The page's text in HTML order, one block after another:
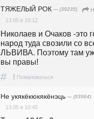
ТЯЖЕЛЫЙ РОК — (39235)
13.05 в 10:12
Николаев и Очаков -это
народ туда свозили со
ЛЬВИВА. Поэтому там уж
вы правы!
# ! Пожаловаться
Не укякёкюкякёнэць — (93964)
13.05 в 10:45